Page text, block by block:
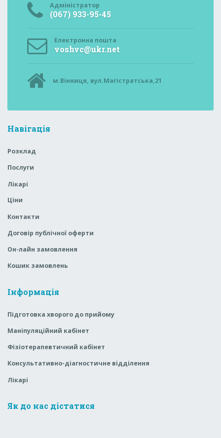
Адміністратор
(067) 933-95-45
Електронна пошта
voshvc@ukr.net
м.Вінниця, вул.Магістратська,21
Навігація
Розклад
Послуги
Лікарі
Ціни
Контакти
Договір публічної оферти
Он-лайн замовлення
Кошик замовлень
Інформація
Підготовка хворого до прийому
Маніпуляційний кабінет
Фізіотерапевтичний кабінет
Консультативно-діагностичне відділення
Лікарі
Як до нас дістатися